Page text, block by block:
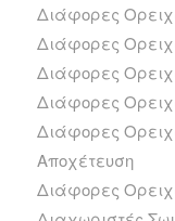
Διάφορες
Διάφορες
Διάφορες
Διάφορες
Διάφορες
Αποχέτευση
Διάφορες